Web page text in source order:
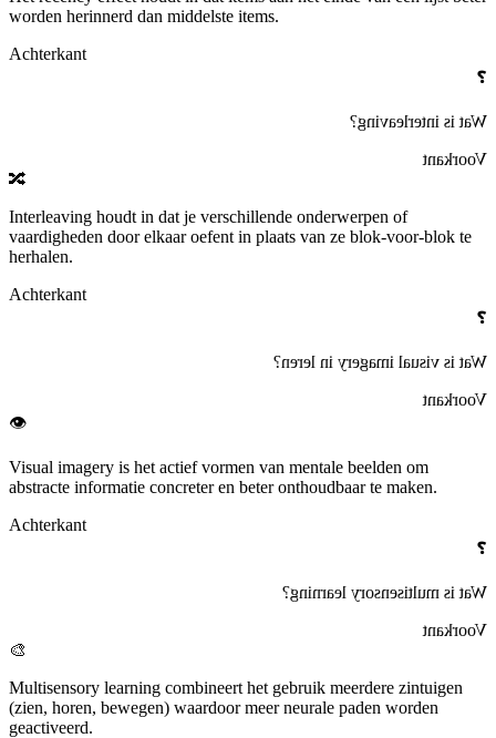
worden herinnerd dan middelste items.
Achterkant
❓
Wat is
interleaving
?
Voorkant
🔀
Interleaving houdt in dat je verschillende onderwerpen of
vaardigheden door elkaar oefent in plaats van ze blok‑voor‑blok te
herhalen.
Achterkant
❓
Wat is
visual imagery
in leren?
Voorkant
👁️
Visual imagery is het actief vormen van mentale beelden om
abstracte informatie concreter en beter onthoudbaar te maken.
Achterkant
❓
Wat is
multisensory learning
?
Voorkant
🎨
Multisensory learning combineert het gebruik meerdere zintuigen
(zien, horen, bewegen) waardoor meer neurale paden worden
geactiveerd.